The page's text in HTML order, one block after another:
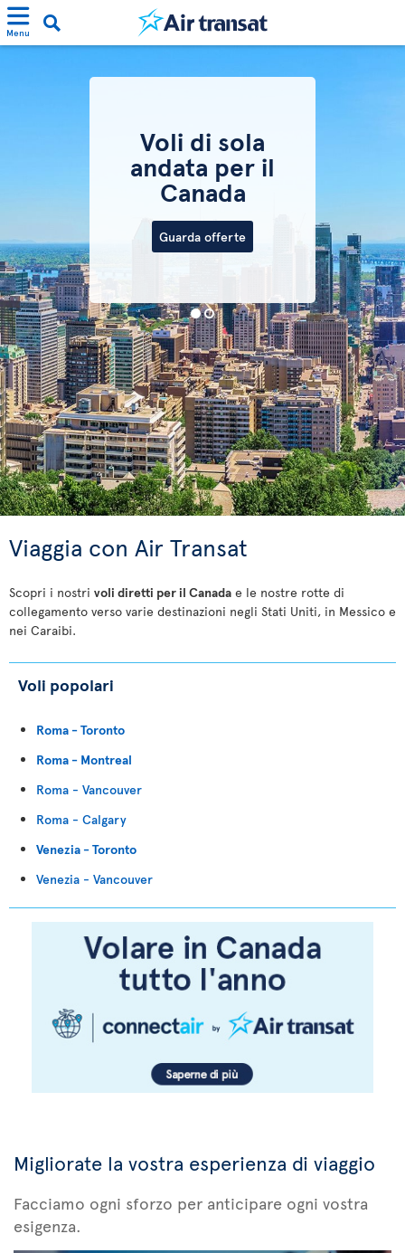
Menu
Voli di sola
andata per il
Canada
Guarda offerte
Viaggia con Air Transat
Scopri i nostri voli diretti per il Canada e le nostre rotte di
collegamento verso varie destinazioni negli Stati Uniti, in Messico e
nei Caraibi.
Voli popolari
Roma - Toronto
Roma - Montreal
Roma - Vancouver
Roma - Calgary
Venezia - Toronto
Venezia - Vancouver
Migliorate la vostra esperienza di viaggio
Facciamo ogni sforzo per anticipare ogni vostra
esigenza.